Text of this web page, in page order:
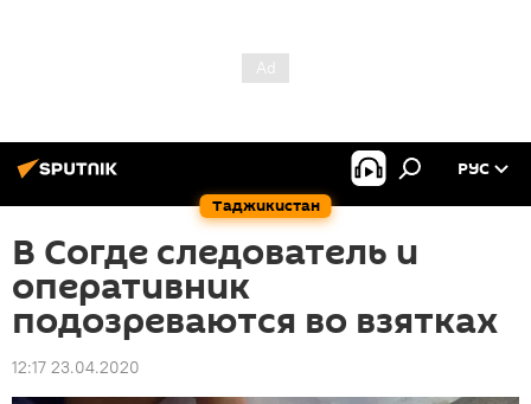
Таджикистан
РУС
В Согде следователь и
оперативник
подозреваются во взятках
12:17 23.04.2020